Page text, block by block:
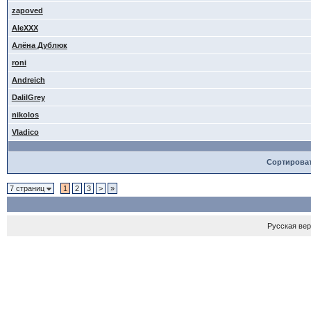
zapoved
AleXXX
Алёна Дублюк
roni
Andreich
DalilGrey
nikolos
Vladico
7 страниц 1 2 3 > »
Русская